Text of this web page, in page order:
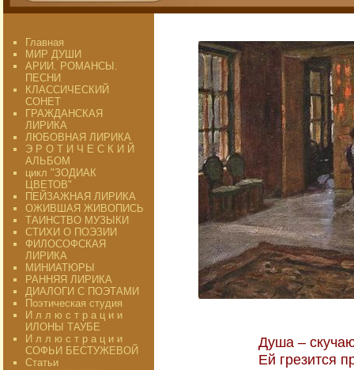
Главная
МИР ДУШИ
АРИИ. РОМАНСЫ.
ПЕСНИ
КЛАССИЧЕСКИЙ
СОНЕТ
ГРАЖДАНСКАЯ
ЛИРИКА
ЛЮБОВНАЯ ЛИРИКА
Э Р О Т И Ч Е С К И Й
АЛЬБОМ
цикл "ЗОДИАК
ЦВЕТОВ"
ПЕЙЗАЖНАЯ ЛИРИКА
ОЖИВШАЯ ЖИВОПИСЬ
ТАИНСТВО МУЗЫКИ
СТИХИ О ПОЭЗИИ
ФИЛОСОФСКАЯ
ЛИРИКА
МИНИАТЮРЫ
РАННЯЯ ЛИРИКА
ДИАЛОГИ С ПОЭТАМИ
Поэтическая студия
И л л ю с т р а ц и и
ИЛОНЫ ТАУБЕ
И л л ю с т р а ц и и
СОФЬИ БЕСТУЖЕВОЙ
Статьи
Душа –
Ей грезится